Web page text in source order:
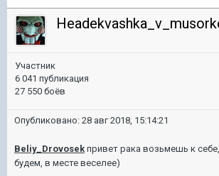
Участник
6 041 публикация
27 550 боёв
Опубликовано: 28 авг 2018, 15:14:21
Beliy_Drovosek привет рака возьмешь к
будем, в месте веселее)